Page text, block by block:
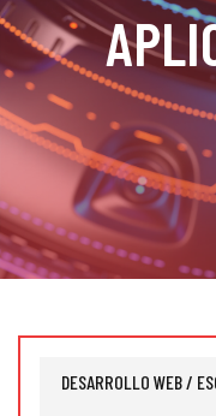
DESARROLLO WEB /